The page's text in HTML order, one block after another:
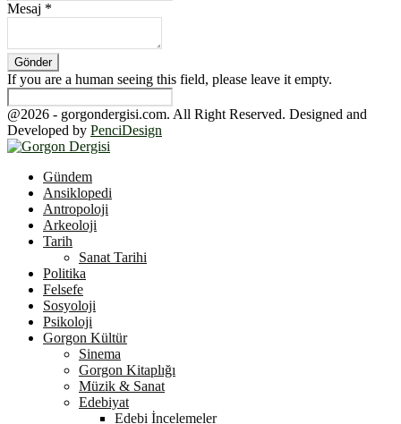
Mesaj *
If you are a human seeing this field, please leave it empty.
@2026 - gorgondergisi.com. All Right Reserved. Designed and
Developed by PenciDesign
Gündem
Ansiklopedi
Antropoloji
Arkeoloji
Tarih
Sanat Tarihi
Politika
Felsefe
Sosyoloji
Psikoloji
Gorgon Kültür
Sinema
Gorgon Kitaplığı
Müzik & Sanat
Edebiyat
Edebi İncelemeler